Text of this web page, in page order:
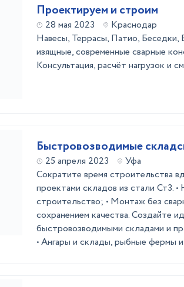
Проектируем и строим
28 мая 2023
Краснодар
Навесы, Террасы, Патио, Беседки,
изящные, современные сварные
Консультация, расчёт нагрузок и
Быстровозводимые
25 апреля 2023
Уфа
Сократите время строительства
проектами складов из стали Ст3.
строительство; • Монтаж без
сохранением качества. Создайте
быстровозводимыми складами и
• Ангары и склады, рыбные фермы